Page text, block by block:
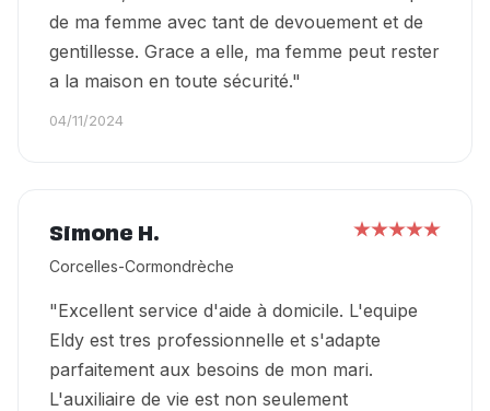
de ma femme avec tant de devouement et de
gentillesse. Grace a elle, ma femme peut rester
a la maison en toute sécurité."
04/11/2024
Simone H.
Corcelles-Cormondrèche
"Excellent service d'aide à domicile. L'equipe
Eldy est tres professionnelle et s'adapte
parfaitement aux besoins de mon mari.
L'auxiliaire de vie est non seulement